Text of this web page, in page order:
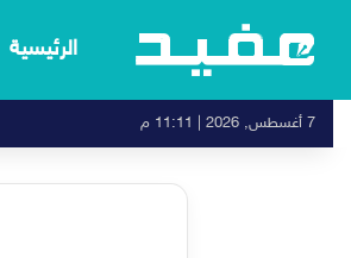
الرئيسية
7 أغسطس, 2026 | 11:11 م